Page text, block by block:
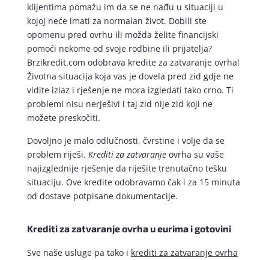
klijentima pomažu im da se ne nađu u situaciji u
kojoj neće imati za normalan život. Dobili ste
opomenu pred ovrhu ili možda želite financijski
pomoći nekome od svoje rodbine ili prijatelja?
Brzikredit.com odobrava kredite za zatvaranje ovrha!
Životna situacija koja vas je dovela pred zid gdje ne
vidite izlaz i rješenje ne mora izgledati tako crno. Ti
problemi nisu nerješivi i taj zid nije zid koji ne
možete preskočiti.
Dovoljno je malo odlučnosti, čvrstine i volje da se
problem riješi. Krediti za zatvaranjeovrha su vaše
najizglednije rješenje da riješite trenutačno tešku
situaciju. Ove kredite odobravamo čak i za 15 minuta
od dostave potpisane dokumentacije.
Krediti za zatvaranje ovrha u eurima i gotovini
Sve naše usluge pa tako i krediti za zatvaranje ovrha